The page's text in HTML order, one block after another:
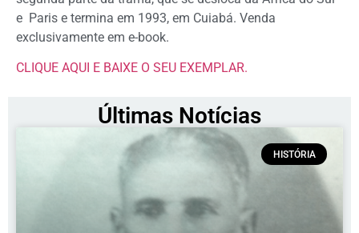
e Paris e termina em 1993, em Cuiabá. Venda
exclusivamente em e-book.
CLIQUE AQUI E BAIXE O SEU EXEMPLAR.
Últimas Notícias
HISTÓRIA